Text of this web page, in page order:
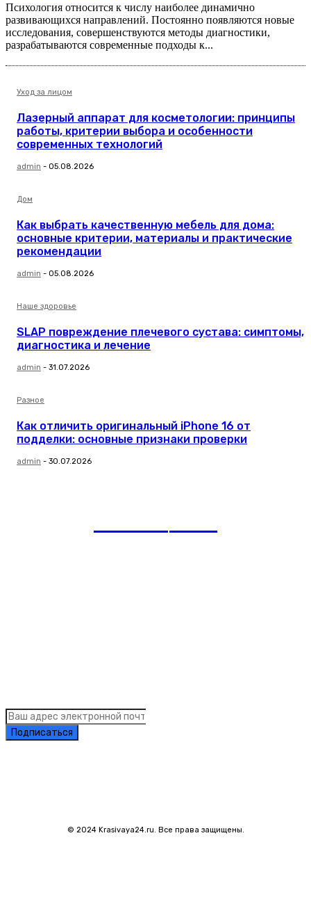
Психология относится к числу наиболее динамично
развивающихся направлений. Постоянно появляются новые
исследования, совершенствуются методы диагностики,
разрабатываются современные подходы к...
Уход за лицом
Лазерный аппарат для косметологии: принципы
работы, критерии выбора и особенности
современных технологий
admin - 05.08.2026
Дом
Как выбрать качественную мебель для дома:
основные критерии, материалы и практические
рекомендации
admin - 05.08.2026
Наше здоровье
SLAP повреждение плечевого сустава: симптомы,
диагностика и лечение
admin - 31.07.2026
Разное
Как отличить оригинальный iPhone 16 от
подделки: основные признаки проверки
admin - 30.07.2026
Подписаться
© 2024 Krasivaya24.ru. Все права защищены.